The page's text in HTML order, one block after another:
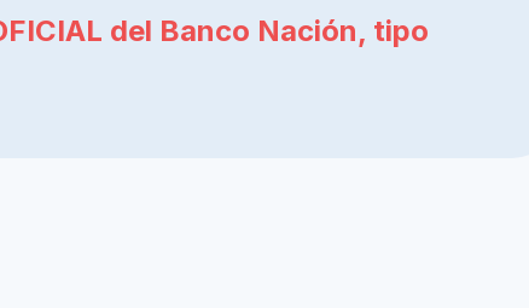
del Banco Nación, tipo